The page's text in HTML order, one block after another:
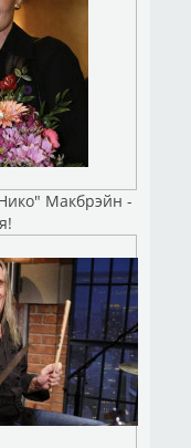
Макбрэйн -